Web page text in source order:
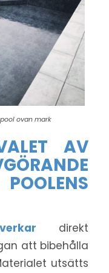
ovan mark
AV
direkt
att bibehålla
utsätts